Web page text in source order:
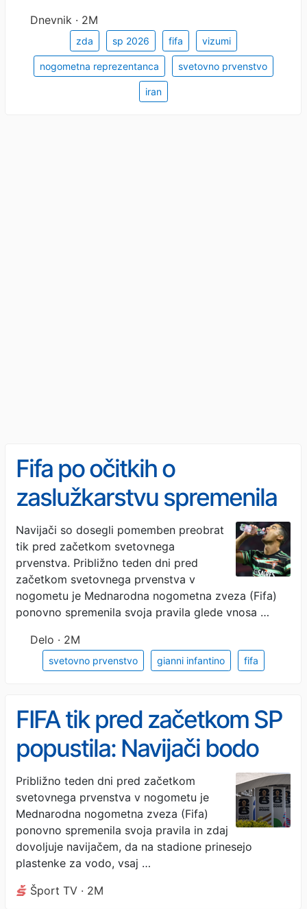
Dnevnik · 2M
zda sp 2026 fifa vizumi
nogometna reprezentanca svetovno prvenstvo
iran
Fifa po očitkih o
zaslužkarstvu spremenila
sporno pravilo
Navijači so dosegli pomemben preobrat
tik pred začetkom svetovnega
prvenstva. Približno teden dni pred
začetkom svetovnega prvenstva v
nogometu je Mednarodna nogometna zveza (Fifa)
ponovno spremenila svoja pravila glede vnosa …
Delo · 2M
svetovno prvenstvo gianni infantino fifa
FIFA tik pred začetkom SP
popustila: Navijači bodo
lahko prinesli plastenke z
vodo
Približno teden dni pred začetkom
svetovnega prvenstva v nogometu je
Mednarodna nogometna zveza (Fifa)
ponovno spremenila svoja pravila in zdaj
dovoljuje navijačem, da na stadione prinesejo
plastenke za vodo, vsaj …
Šport TV · 2M